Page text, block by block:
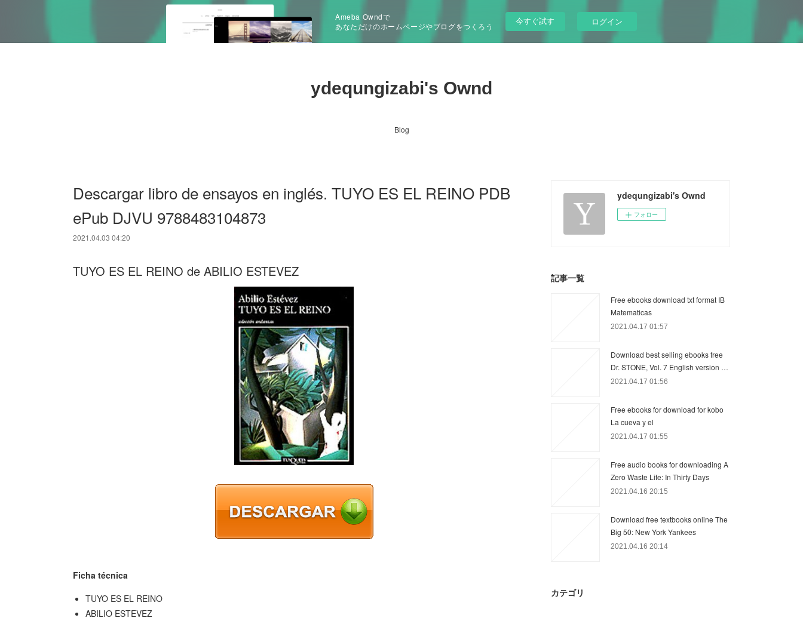
Ameba Owndで
あなただけのホームページやブログをつくろう
今すぐ試す ログイン
ydequngizabi's Ownd
Blog
Descargar libro de ensayos en inglés. TUYO ES EL REINO PDB
ePub DJVU 9788483104873
2021.04.03 04:20
TUYO ES EL REINO de ABILIO ESTEVEZ
Ficha técnica
TUYO ES EL REINO
ABILIO ESTEVEZ
ydequngizabi's Ownd
フォロー
記事一覧
Free ebooks download txt format IB
Matematicas
2021.04.17 01:57
Download best selling ebooks free
Dr. STONE, Vol. 7 English version …
2021.04.17 01:56
Free ebooks for download for kobo
La cueva y el
2021.04.17 01:55
Free audio books for downloading A
Zero Waste Life: In Thirty Days
2021.04.16 20:15
Download free textbooks online The
Big 50: New York Yankees
2021.04.16 20:14
カテゴリ